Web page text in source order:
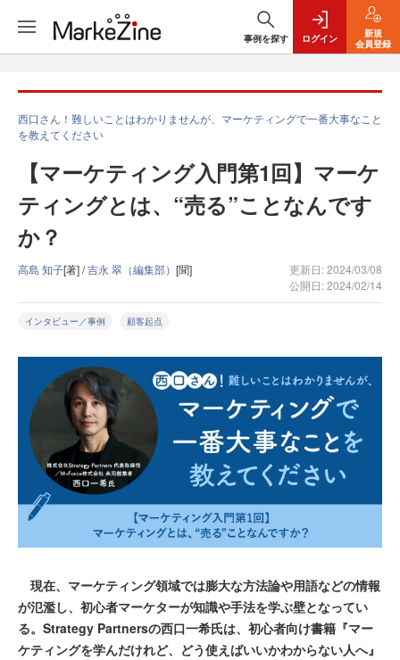
事例を探す ログイン
新規
会員登録
西口さん！難しいことはわかりませんが、マーケティングで一番大事なこと
を教えてください
【マーケティング入門第1回】マーケ
ティングとは、“売る”ことなんです
か？
高島 知子[著] /吉永 翠（編集部） [聞]
更新日: 2024/03/08
公開日: 2024/02/14
インタビュー／事例 顧客起点
現在、マーケティング領域では膨大な方法論や用語などの情報
が氾濫し、初心者マーケターが知識や手法を学ぶ壁となってい
る。Strategy Partnersの西口一希氏は、初心者向け書籍『マー
ケティングを学んだけれど、どう使えばいいかわからない人へ』